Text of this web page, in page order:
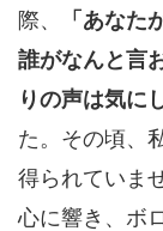
際、
「あなた
誰がなんと言
りの声は気に
た。その頃、
得られていま
心に響き、ボ